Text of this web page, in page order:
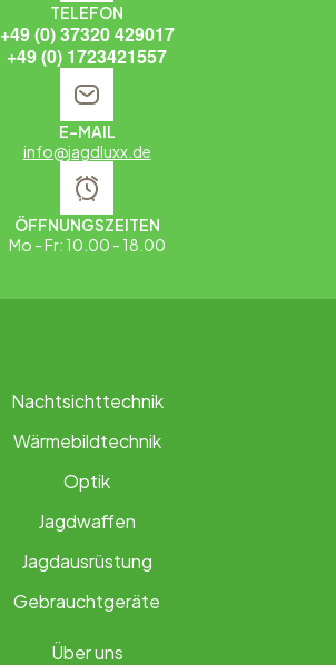
TELEFON
+49 (0) 37320 429017
+49 (0) 1723421557
E-MAIL
info@jagdluxx.de
ÖFFNUNGSZEITEN
Mo - Fr: 10.00 - 18.00
Nachtsichttechnik
Wärmebildtechnik
Optik
Jagdwaffen
Jagdausrüstung
Gebrauchtgeräte
Über uns